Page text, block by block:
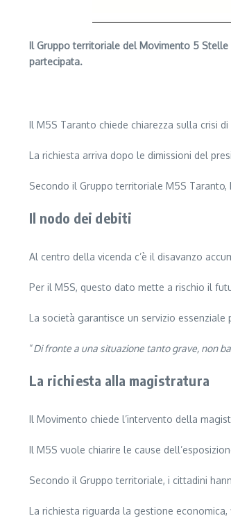
Il Gruppo territoriale del Movimento 5
partecipata.
Il M5S Taranto chiede chiarezza sulla crisi
La richiesta arriva dopo le dimissioni del
Secondo il Gruppo territoriale M5S
Il nodo dei debiti
Al centro della vicenda c’è il disavanzo
Per il M5S, questo dato mette a rischio il
La società garantisce un servizio
“Di fronte a una situazione tanto grave, non
La richiesta alla magistratura
Il Movimento chiede l’intervento della
Il M5S vuole chiarire le cause
Secondo il Gruppo territoriale, i cittadini
La richiesta riguarda la gestione